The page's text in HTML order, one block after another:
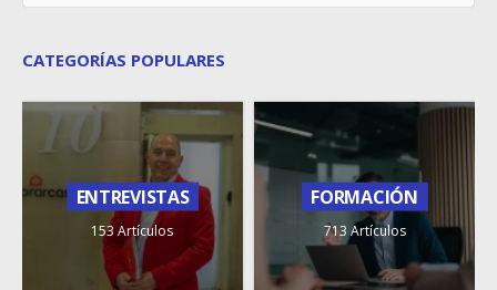
CATEGORÍAS POPULARES
ENTREVISTAS
153 Artículos
FORMACIÓN
713 Artículos